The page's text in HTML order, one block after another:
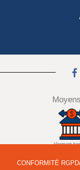
CONFORMITÉ
Virement